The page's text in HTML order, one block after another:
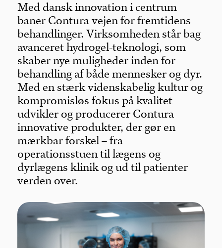
Med dansk innovation i centrum
baner Contura vejen for fremtidens
behandlinger. Virksomheden står bag
avanceret hydrogel-teknologi, som
skaber nye muligheder inden for
behandling af både mennesker og dyr.
Med en stærk videnskabelig kultur og
kompromisløs fokus på kvalitet
udvikler og producerer Contura
innovative produkter, der gør en
mærkbar forskel – fra
operationsstuen til lægens og
dyrlægens klinik og ud til patienter
verden over.